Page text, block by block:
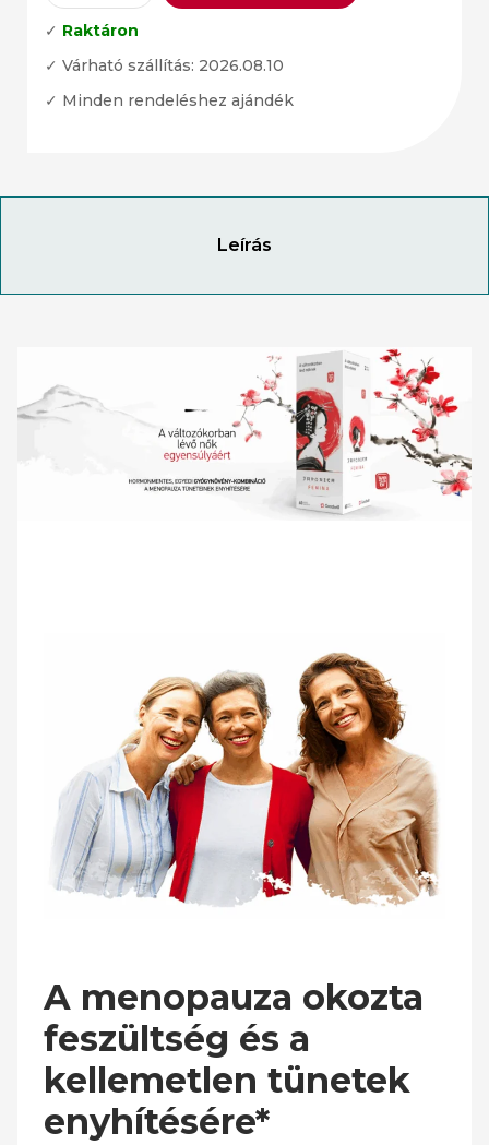
✓ Raktáron
✓ Várható szállítás: 2026.08.10
✓ Minden rendeléshez ajándék
Leírás
A menopauza okozta
feszültség és a
kellemetlen tünetek
enyhítésére*